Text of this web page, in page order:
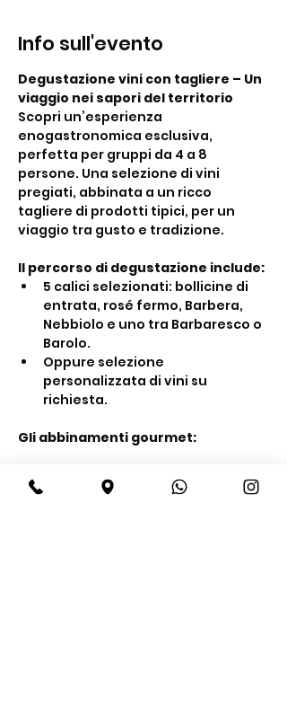
Info sull'evento
Degustazione vini con tagliere – Un
viaggio nei sapori del territorio
Scopri un’esperienza
enogastronomica esclusiva,
perfetta per gruppi da 4 a 8
persone. Una selezione di vini
pregiati, abbinata a un ricco
tagliere di prodotti tipici, per un
viaggio tra gusto e tradizione.
Il percorso di degustazione include:
5 calici selezionati: bollicine di
entrata, rosé fermo, Barbera,
Nebbiolo e uno tra Barbaresco o
Barolo.
Oppure selezione
personalizzata di vini su
richiesta.
Gli abbinamenti gourmet:
Mostra di più